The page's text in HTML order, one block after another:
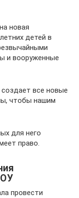
новая
детей в
и вооруженные
все новые
чтобы нашим
для него
право.
провести